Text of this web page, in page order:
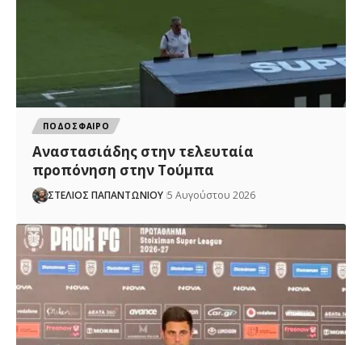
ΠΟΔΟΣΦΑΙΡΟ
Αναστασιάδης στην τελευταία
προπόνηση στην Τούμπα
ΣΤΕΛΙΟΣ ΠΑΠΑΝΤΩΝΙΟΥ 5 Αυγούστου 2026